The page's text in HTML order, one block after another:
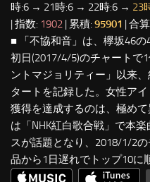
時:6 → 21時:6 → 22時:6 → 23
| 指数: 1902 | 累積: 95901 | 合
■ 「不協和音」は、欅坂46
初日(2017/4/5)のチャートで
ントマジョリティー」以来
タートを記録した。女性ア
獲得を達成するのは、極め
は「NHK紅白歌合戦」で本
スが話題となり、2018/1/2
品から1日遅れでトップ10に